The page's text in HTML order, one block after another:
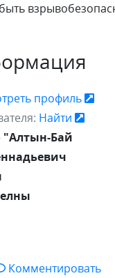
профиль
Найти
"Алтын-Бай
Комментировать